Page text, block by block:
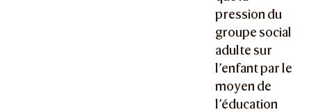
pression du
groupe social
adulte sur
l’enfant par le
moyen de
l’éducation